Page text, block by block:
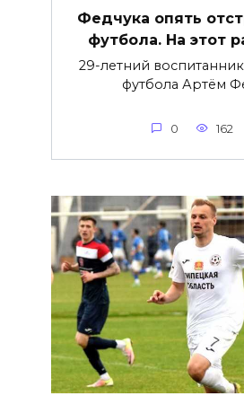
Федчука опять
футбола. На этот
29-летний
футбола Артём
0 162